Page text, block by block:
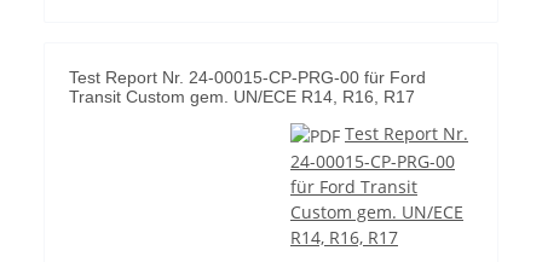
Test Report Nr. 24-00015-CP-PRG-00 für Ford
Transit Custom gem. UN/ECE R14, R16, R17
Test Report Nr.
24-00015-CP-PRG-00
für Ford Transit
Custom gem. UN/ECE
R14, R16, R17